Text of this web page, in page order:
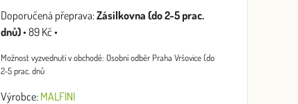
Zásilkovna (do 2-5 prac.
dnů)•89 Kč •
Osobní odběr Praha Vršovice (do
2-5 prac. dnů
Výrobce: MALFINI